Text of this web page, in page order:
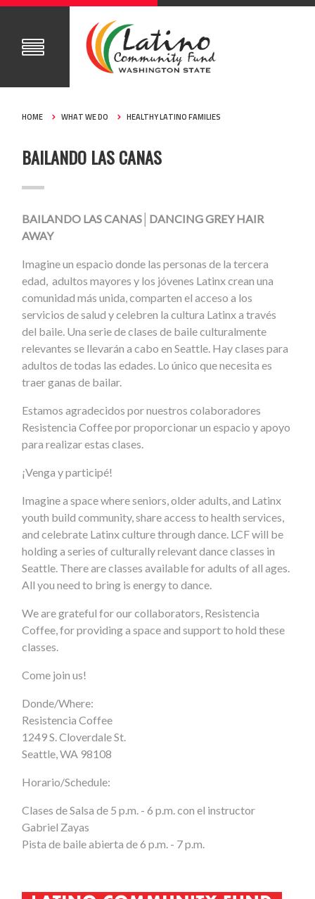
HOME WHAT WE DO HEALTHY LATINO FAMILIES
BAILANDO LAS CANAS
BAILANDO LAS CANAS │DANCING GREY HAIR
AWAY
Imagine un espacio donde las personas de la tercera
edad, adultos mayores y los jóvenes Latinx crean una
comunidad más unida, comparten el acceso a los
servicios de salud y celebren la cultura Latinx a través
del baile. Una serie de clases de baile culturalmente
relevantes se llevarán a cabo en Seattle. Hay clases para
adultos de todas las edades. Lo único que necesita es
traer ganas de bailar.
Estamos agradecidos por nuestros colaboradores
Resistencia Coffee por proporcionar un espacio y apoyo
para realizar estas clases.
¡Venga y participé!
Imagine a space where seniors, older adults, and Latinx
youth build community, share access to health services,
and celebrate Latinx culture through dance. LCF will be
holding a series of culturally relevant dance classes in
Seattle. There are classes available for adults of all ages.
All you need to bring is energy to dance.
We are grateful for our collaborators, Resistencia
Coffee, for providing a space and support to hold these
classes.
Come join us!
Donde/Where:
Resistencia Coffee
1249 S. Cloverdale St.
Seattle, WA 98108
Horario/Schedule:
Clases de Salsa de 5 p.m. - 6 p.m. con el instructor
Gabriel Zayas
Pista de baile abierta de 6 p.m. - 7 p.m.